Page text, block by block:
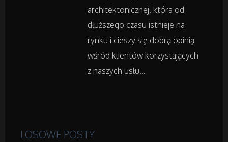
Leczenie
Salony Kosmetyczne
Sprzęt Medyczny
architektonicznej, która od
dłuższego czasu istnieje na
rynku i cieszy się dobrą opinią
wśród klientów korzystających
z naszych usłu...
LOSOWE POSTY